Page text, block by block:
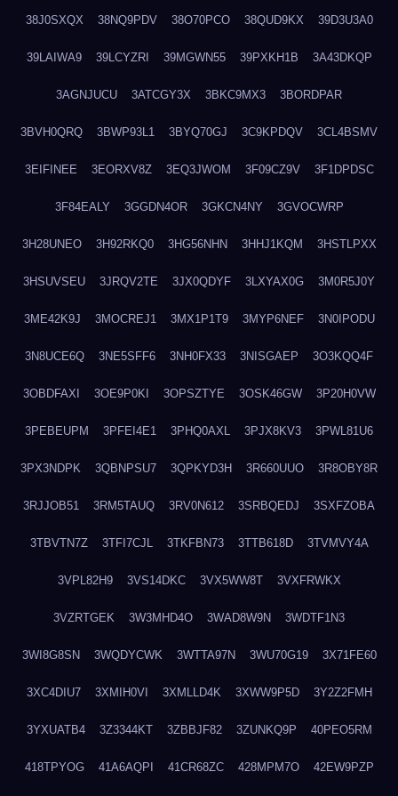
38J0SXQX 38NQ9PDV 38O70PCO 38QUD9KX 39D3U3A0
39LAIWA9 39LCYZRI 39MGWN55 39PXKH1B 3A43DKQP
3AGNJUCU 3ATCGY3X 3BKC9MX3 3BORDPAR
3BVH0QRQ 3BWP93L1 3BYQ70GJ 3C9KPDQV 3CL4BSMV
3EIFINEE 3EORXV8Z 3EQ3JWOM 3F09CZ9V 3F1DPDSC
3F84EALY 3GGDN4OR 3GKCN4NY 3GVOCWRP
3H28UNEO 3H92RKQ0 3HG56NHN 3HHJ1KQM 3HSTLPXX
3HSUVSEU 3JRQV2TE 3JX0QDYF 3LXYAX0G 3M0R5J0Y
3ME42K9J 3MOCREJ1 3MX1P1T9 3MYP6NEF 3N0IPODU
3N8UCE6Q 3NE5SFF6 3NH0FX33 3NISGAEP 3O3KQQ4F
3OBDFAXI 3OE9P0KI 3OPSZTYE 3OSK46GW 3P20H0VW
3PEBEUPM 3PFEI4E1 3PHQ0AXL 3PJX8KV3 3PWL81U6
3PX3NDPK 3QBNPSU7 3QPKYD3H 3R660UUO 3R8OBY8R
3RJJOB51 3RM5TAUQ 3RV0N612 3SRBQEDJ 3SXFZOBA
3TBVTN7Z 3TFI7CJL 3TKFBN73 3TTB618D 3TVMVY4A
3VPL82H9 3VS14DKC 3VX5WW8T 3VXFRWKX
3VZRTGEK 3W3MHD4O 3WAD8W9N 3WDTF1N3
3WI8G8SN 3WQDYCWK 3WTTA97N 3WU70G19 3X71FE60
3XC4DIU7 3XMIH0VI 3XMLLD4K 3XWW9P5D 3Y2Z2FMH
3YXUATB4 3Z3344KT 3ZBBJF82 3ZUNKQ9P 40PEO5RM
418TPYOG 41A6AQPI 41CR68ZC 428MPM7O 42EW9PZP